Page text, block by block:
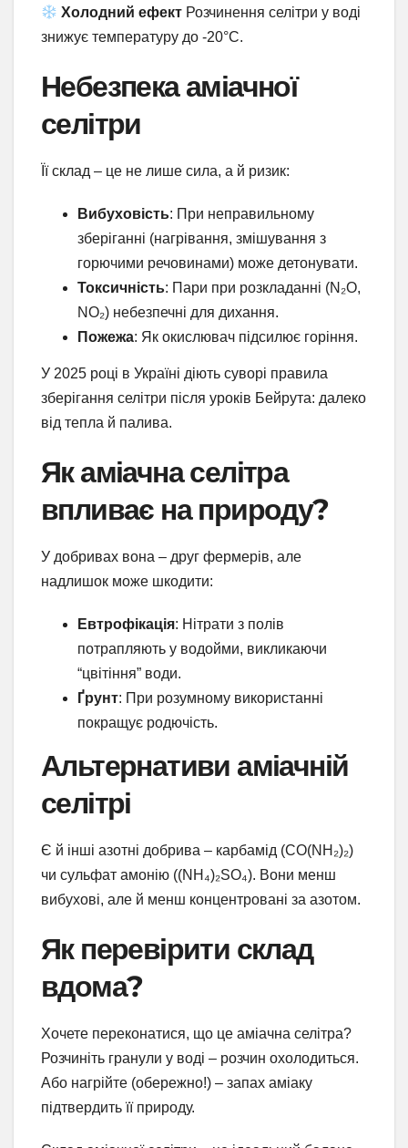
Холодний ефект Розчинення селітри у воді
знижує температуру до -20°C.
Небезпека аміачної
селітри
Її склад – це не лише сила, а й ризик:
Вибуховість: При неправильному
зберіганні (нагрівання, змішування з
горючими речовинами) може детонувати.
Токсичність: Пари при розкладанні (N₂O,
NO₂) небезпечні для дихання.
Пожежа: Як окислювач підсилює горіння.
У 2025 році в Україні діють суворі правила
зберігання селітри після уроків Бейрута: далеко
від тепла й палива.
Як аміачна селітра
впливає на природу?
У добривах вона – друг фермерів, але
надлишок може шкодити:
Евтрофікація: Нітрати з полів
потрапляють у водойми, викликаючи
“цвітіння” води.
Ґрунт: При розумному використанні
покращує родючість.
Альтернативи аміачній
селітрі
Є й інші азотні добрива – карбамід (CO(NH₂)₂)
чи сульфат амонію ((NH₄)₂SO₄). Вони менш
вибухові, але й менш концентровані за азотом.
Як перевірити склад
вдома?
Хочете переконатися, що це аміачна селітра?
Розчиніть гранули у воді – розчин охолодиться.
Або нагрійте (обережно!) – запах аміаку
підтвердить її природу.